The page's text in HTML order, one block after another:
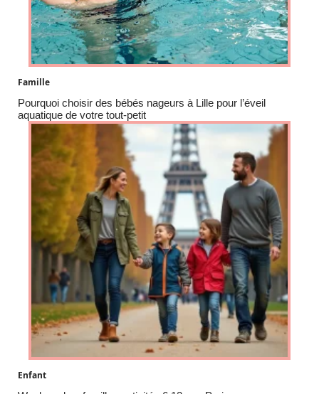
Famille
Pourquoi choisir des bébés nageurs à Lille pour l’éveil
aquatique de votre tout-petit
Enfant